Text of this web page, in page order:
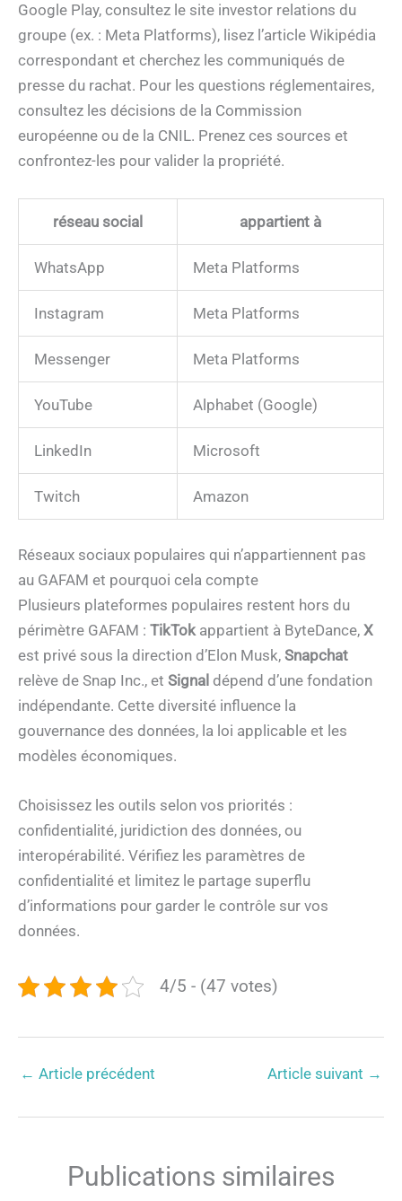
Google Play, consultez le site investor relations du
groupe (ex. : Meta Platforms), lisez l’article Wikipédia
correspondant et cherchez les communiqués de
presse du rachat. Pour les questions réglementaires,
consultez les décisions de la Commission
européenne ou de la CNIL. Prenez ces sources et
confrontez-les pour valider la propriété.
réseau social appartient à
WhatsApp Meta Platforms
Instagram Meta Platforms
Messenger Meta Platforms
YouTube Alphabet (Google)
LinkedIn Microsoft
Twitch Amazon
Réseaux sociaux populaires qui n’appartiennent pas
au GAFAM et pourquoi cela compte
Plusieurs plateformes populaires restent hors du
périmètre GAFAM : TikTokappartient à ByteDance, X
est privé sous la direction d’Elon Musk, Snapchat
relève de Snap Inc., et Signal dépend d’une fondation
indépendante. Cette diversité influence la
gouvernance des données, la loi applicable et les
modèles économiques.
Choisissez les outils selon vos priorités :
confidentialité, juridiction des données, ou
interopérabilité. Vérifiez les paramètres de
confidentialité et limitez le partage superflu
d’informations pour garder le contrôle sur vos
données.
4/5 - (47 votes)
← Article précédent Article suivant →
Publications similaires